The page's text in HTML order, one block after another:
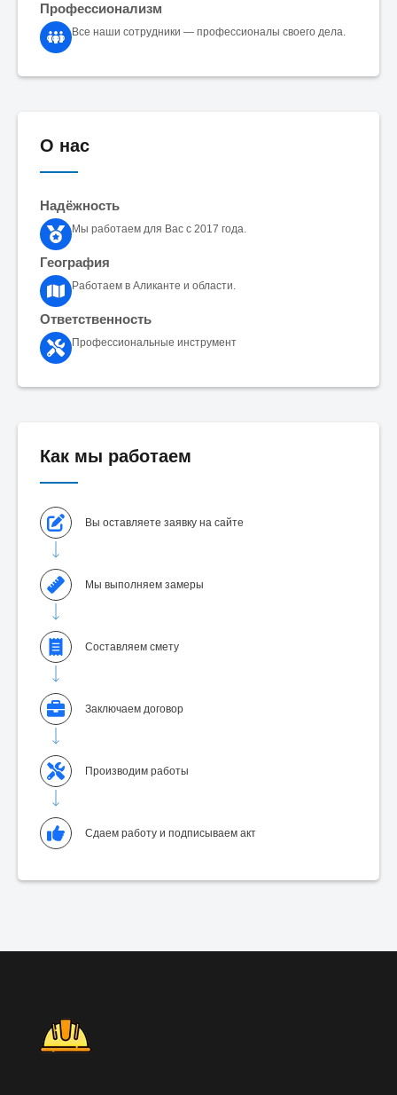
Профессионализм
Все наши сотрудники — профессионалы своего дела.
О нас
Надёжность
Мы работаем для Вас с 2017 года.
География
Работаем в Аликанте и области.
Ответственность
Профессиональные инструмент
Как мы работаем
Вы оставляете заявку на сайте
Мы выполняем замеры
Составляем смету
Заключаем договор
Производим работы
Сдаем работу и подписываем акт